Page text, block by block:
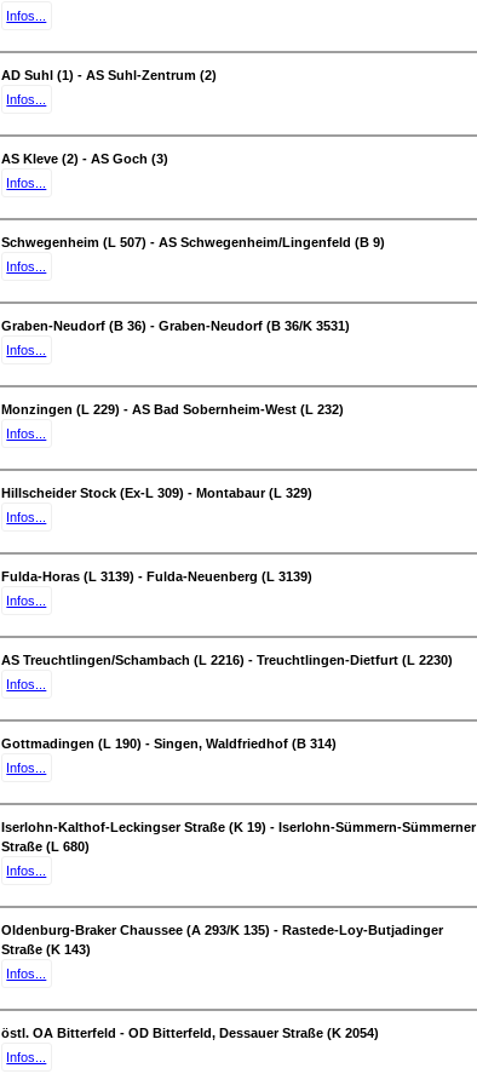
Infos...
AD Suhl (1) - AS Suhl-Zentrum (2)
Infos...
AS Kleve (2) - AS Goch (3)
Infos...
Schwegenheim (L 507) - AS Schwegenheim/Lingenfeld (B 9)
Infos...
Graben-Neudorf (B 36) - Graben-Neudorf (B 36/K 3531)
Infos...
Monzingen (L 229) - AS Bad Sobernheim-West (L 232)
Infos...
Hillscheider Stock (Ex-L 309) - Montabaur (L 329)
Infos...
Fulda-Horas (L 3139) - Fulda-Neuenberg (L 3139)
Infos...
AS Treuchtlingen/Schambach (L 2216) - Treuchtlingen-Dietfurt (L 2230)
Infos...
Gottmadingen (L 190) - Singen, Waldfriedhof (B 314)
Infos...
Iserlohn-Kalthof-Leckingser Straße (K 19) - Iserlohn-Sümmern-Sümmerner
Straße (L 680)
Infos...
Oldenburg-Braker Chaussee (A 293/K 135) - Rastede-Loy-Butjadinger
Straße (K 143)
Infos...
östl. OA Bitterfeld - OD Bitterfeld, Dessauer Straße (K 2054)
Infos...